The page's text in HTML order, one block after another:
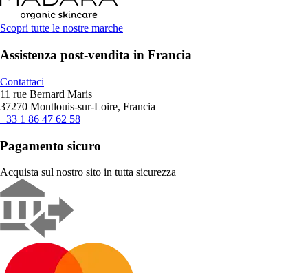
Scopri tutte le nostre marche
Assistenza post-vendita in Francia
Contattaci
11 rue Bernard Maris
37270 Montlouis-sur-Loire, Francia
+33 1 86 47 62 58
Pagamento sicuro
Acquista sul nostro sito in tutta sicurezza